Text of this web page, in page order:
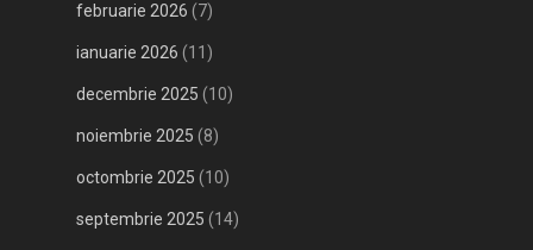
februarie 2026 (7)
ianuarie 2026 (11)
decembrie 2025 (10)
noiembrie 2025 (8)
octombrie 2025 (10)
septembrie 2025 (14)